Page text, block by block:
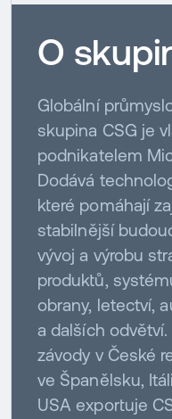
O
Globální
skupina CSG je
podnikatelem
Dodává
které pomáhají
stabilnější
vývoj a výrobu
produktů,
obrany, letectví,
a dalších
závody v České
ve Španělsku,
USA exportuje